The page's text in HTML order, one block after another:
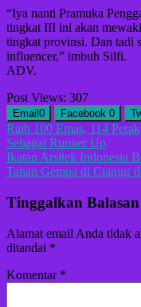
“Iya nanti Pramuka
tingkat III ini akan
tingkat provinsi. Dan tadi
influencer,” imbuh Silfi.
ADV.
Post Views: 307
Email 0 Facebook 0
Navigasi
pos
Raih 100 Emas, 114
Sebagai Runner Up
Ikatan Arsitek Indonesia
Tahan Gempa di Cianjur
Tinggalkan Balasan
Alamat email Anda tidak
ditandai *
Komentar *